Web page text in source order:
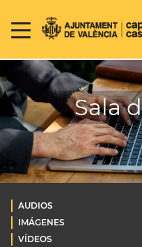
Sala
AUDIOS
IMÁGENES
VÍDEOS